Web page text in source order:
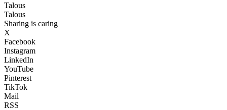
Talous
Talous
Sharing is caring
X
Facebook
Instagram
LinkedIn
YouTube
Pinterest
TikTok
Mail
RSS